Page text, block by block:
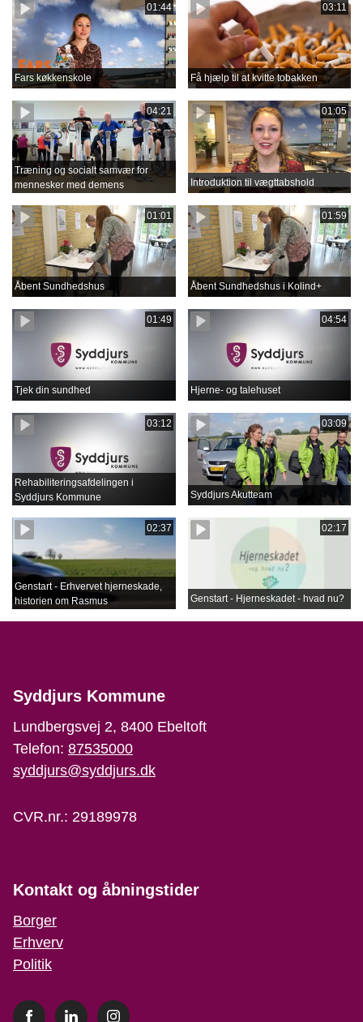
01:44
Fars køkkenskole
03:11
Få hjælp til at kvitte tobakken
04:21
Træning og socialt samvær for
mennesker med demens
01:05
Introduktion til vægttabshold
01:01
Åbent Sundhedshus
01:59
Åbent Sundhedshus i Kolind+
01:49
Tjek din sundhed
04:54
Hjerne- og talehuset
03:12
Rehabiliteringsafdelingen i
Syddjurs Kommune
03:09
Syddjurs Akutteam
02:37
Genstart - Erhvervet hjerneskade,
historien om Rasmus
02:17
Genstart - Hjerneskadet - hvad nu?
Syddjurs Kommune
Lundbergsvej 2, 8400 Ebeltoft
Telefon: 87535000
syddjurs@syddjurs.dk
CVR.nr.: 29189978
Kontakt og åbningstider
Borger
Erhverv
Politik